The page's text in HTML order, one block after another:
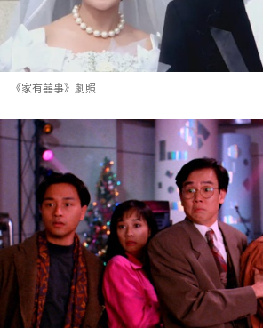
《家有囍事》劇照